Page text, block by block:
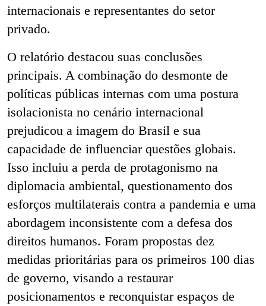
internacionais e representantes do setor
privado.
O relatório destacou suas conclusões
principais. A combinação do desmonte de
políticas públicas internas com uma postura
isolacionista no cenário internacional
prejudicou a imagem do Brasil e sua
capacidade de influenciar questões globais.
Isso incluiu a perda de protagonismo na
diplomacia ambiental, questionamento dos
esforços multilaterais contra a pandemia e uma
abordagem inconsistente com a defesa dos
direitos humanos. Foram propostas dez
medidas prioritárias para os primeiros 100 dias
de governo, visando a restaurar
posicionamentos e reconquistar espaços de